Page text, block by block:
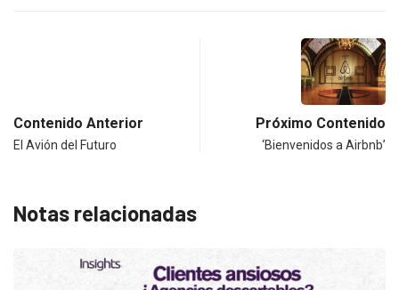
Contenido Anterior
El Avión del Futuro
Próximo Contenido
‘Bienvenidos a Airbnb’
Notas relacionadas